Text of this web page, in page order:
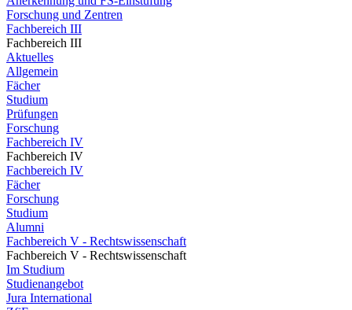
Forschung und Zentren
Fachbereich III
Fachbereich III
Aktuelles
Allgemein
Fächer
Studium
Prüfungen
Forschung
Fachbereich IV
Fachbereich IV
Fachbereich IV
Fächer
Forschung
Studium
Alumni
Fachbereich V - Rechtswissenschaft
Fachbereich V - Rechtswissenschaft
Im Studium
Studienangebot
Jura International